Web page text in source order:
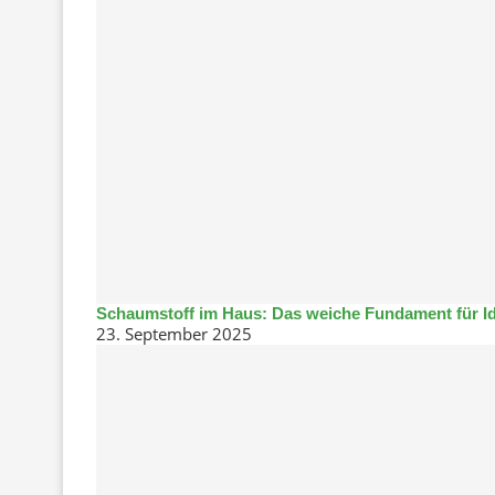
Schaumstoff im Haus: Das weiche Fundament für
23. September 2025